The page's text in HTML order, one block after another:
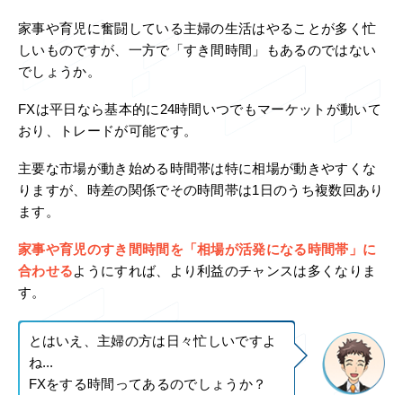
家事や育児に奮闘している主婦の生活はやることが多く忙
しいものですが、一方で「すき間時間」もあるのではない
でしょうか。
FXは平日なら基本的に24時間いつでもマーケットが動いて
おり、トレードが可能です。
主要な市場が動き始める時間帯は特に相場が動きやすくな
りますが、時差の関係でその時間帯は1日のうち複数回あり
ます。
家事や育児のすき間時間を「相場が活発になる時間帯」に
合わせるようにすれば、より利益のチャンスは多くなりま
す。
とはいえ、主婦の方は日々忙しいですよ
ね...
FXをする時間ってあるのでしょうか？